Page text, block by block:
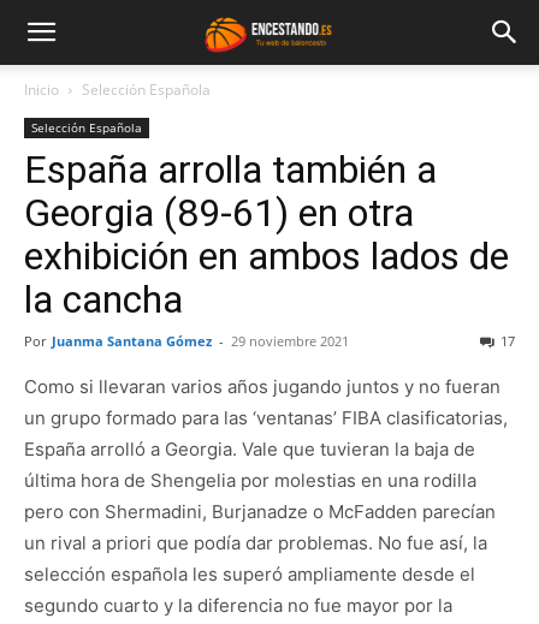
Inicio Selección Española
Selección Española
España arrolla también a
Georgia (89-61) en otra
exhibición en ambos lados de
la cancha
Por Juanma Santana Gómez - 29 noviembre 2021 17
Como si llevaran varios años jugando juntos y no fueran
un grupo formado para las ‘ventanas’ FIBA clasificatorias,
España arrolló a Georgia. Vale que tuvieran la baja de
última hora de Shengelia por molestias en una rodilla
pero con Shermadini, Burjanadze o McFadden parecían
un rival a priori que podía dar problemas. No fue así, la
selección española les superó ampliamente desde el
segundo cuarto y la diferencia no fue mayor por la